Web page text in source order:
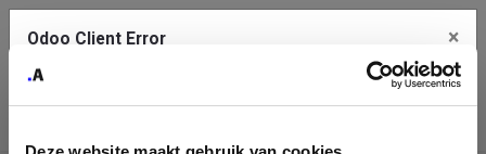
Odoo Client Error ×